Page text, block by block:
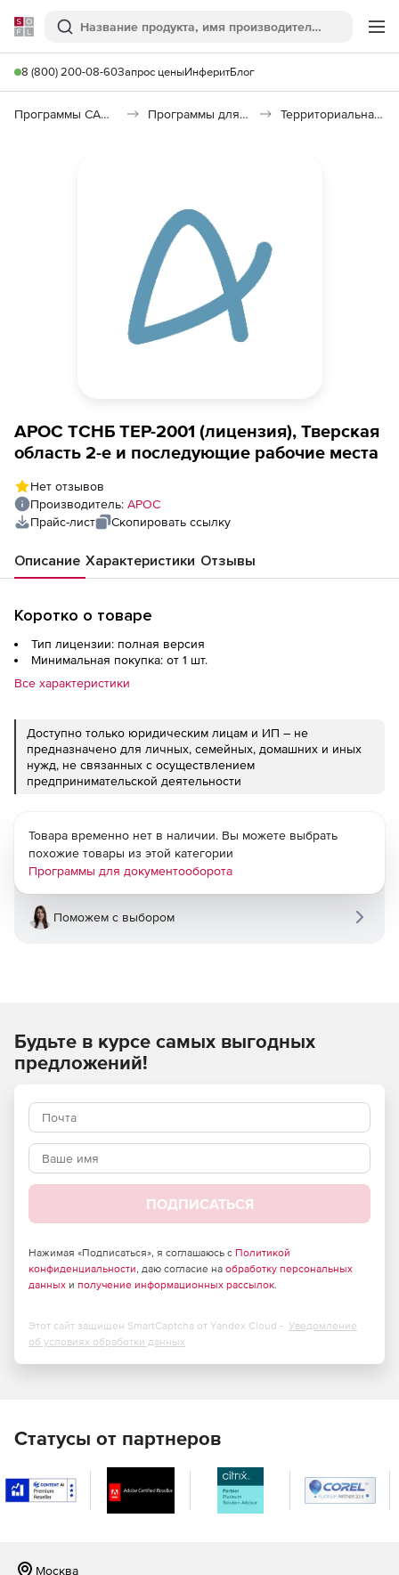
Softline
Поиск
8 (800) 200-08-60Запрос ценыИнферитБлог
Программы САПР и ГИС Программы для документооборота Территориальная сметно-нормативная база (ТСНБ)
АРОС ТСНБ ТЕР-2001 (лицензия), Тверская
область 2-е и последующие рабочие места
Нет отзывов
Производитель: АРОС
Прайс-лист
Скопировать ссылку
Описание Характеристики Отзывы
Коротко о товаре
Тип лицензии: полная версия
Минимальная покупка: от 1 шт.
Все характеристики
Доступно только юридическим лицам и ИП – не
предназначено для личных, семейных, домашних и иных
нужд, не связанных с осуществлением
предпринимательской деятельности
Товара временно нет в наличии. Вы можете выбрать
похожие товары из этой категории
Программы для документооборота
Поможем с выбором
Будьте в курсе самых выгодных
предложений!
ПОДПИСАТЬСЯ
Нажимая «Подписаться», я соглашаюсь с Политикой
конфиденциальности, даю согласие на обработку персональных
данных и получение информационных рассылок.
Этот сайт защищен SmartCaptcha от Yandex Cloud - Уведомление
об условиях обработки данных
Статусы от партнеров
Москва